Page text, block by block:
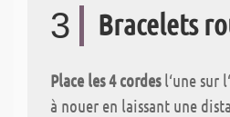
3 Bracelets
Place les 4 cordesl‘une sur
à nouer en laissant une